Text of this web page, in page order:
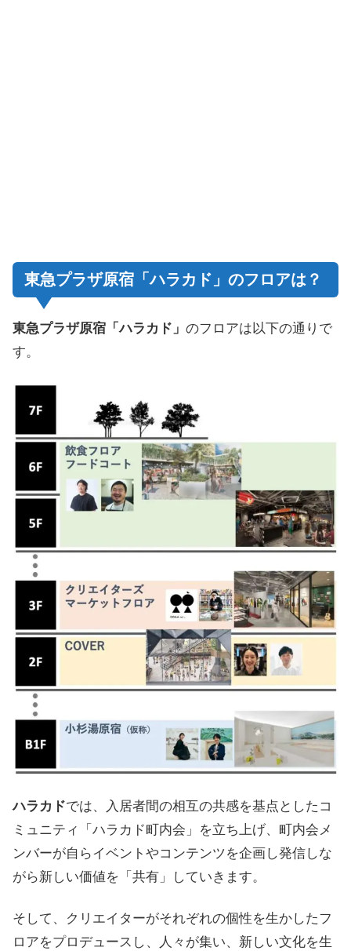
東急プラザ原宿「ハラカド」のフロアは？
東急プラザ原宿「ハラカド」 のフロアは以下の通りで
す。
ハラカドでは、入居者間の相互の共感を基点としたコ
ミュニティ「ハラカド町内会」を立ち上げ、町内会メ
ンバーが自らイベントやコンテンツを企画し発信しな
がら新しい価値を「共有」していきます。
そして、クリエイターがそれぞれの個性を生かしたフ
ロアをプロデュースし、人々が集い、新しい文化を生